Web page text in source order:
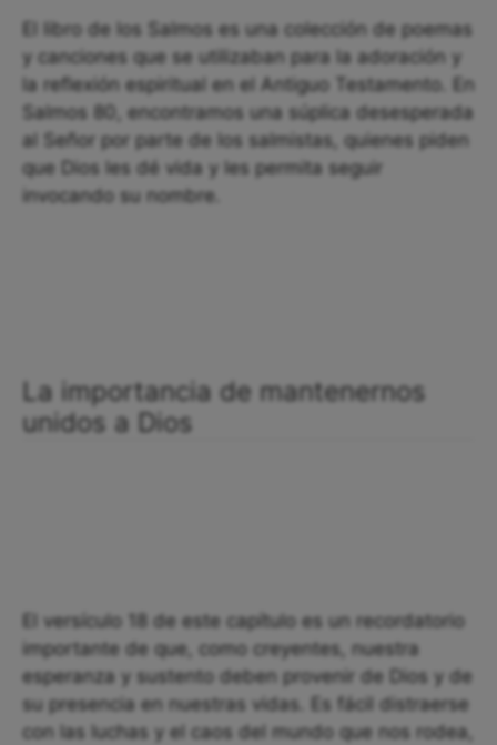
El libro de los Salmos es una colección de poemas
y canciones que se utilizaban para la adoración y
la reflexión espiritual en el Antiguo Testamento. En
Salmos 80, encontramos una súplica desesperada
al Señor por parte de los salmistas, quienes piden
que Dios les dé vida y les permita seguir
invocando su nombre.
La importancia de mantenernos
unidos a Dios
El versículo 18 de este capítulo es un recordatorio
importante de que, como creyentes, nuestra
esperanza y sustento deben provenir de Dios y de
su presencia en nuestras vidas. Es fácil distraerse
con las luchas y el caos del mundo que nos rodea,